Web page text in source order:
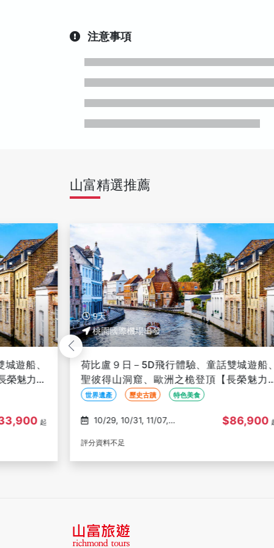
注意事項
山富精選推薦
遊船、
榮魅力歐
起
9天
桃園國際機場出發
荷比盧９日－5D飛行體驗、童話雙城遊船
聖彼得山洞窟、歐洲之桅登頂【長榮魅力
洲】
世界遺產 歷史古蹟 特色美食
$86,900
評分資料不足